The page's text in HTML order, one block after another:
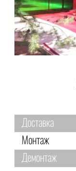
Доставка
Монтаж
Демонтаж